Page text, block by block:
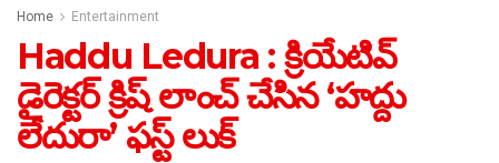
Home Entertainment
Haddu Ledura : క్రియేటివ్
డైరెక్టర్ క్రిష్ లాంచ్ చేసిన ‘హద్దు
లేదురా’ ఫస్ట్ లుక్